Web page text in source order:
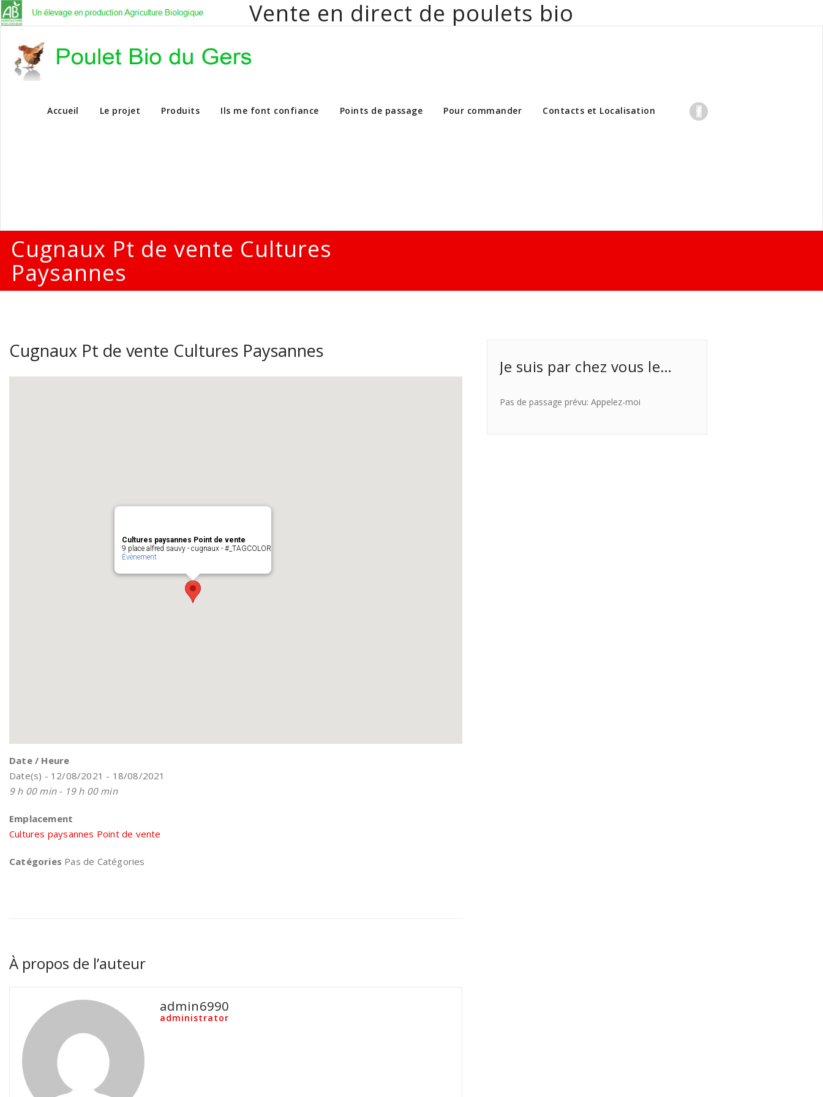
Vente en direct de poulets bio
Vente en direct de poulets bio aux particuliers et professionnels
Accueil Le projet Produits Ils me font confiance Points de passage Pour commander Contacts et Localisation
Cugnaux Pt de vente Cultures
Paysannes
Cugnaux Pt de vente Cultures Paysannes
Cultures paysannes Point de vente
9 place alfred sauvy - cugnaux - #_TAGCOLOR
Évènement
Date / Heure
Date(s) - 12/08/2021 - 18/08/2021
9 h 00 min - 19 h 00 min
Emplacement
Cultures paysannes Point de vente
Catégories Pas de Catégories
À propos de l’auteur
admin6990
administrator
Je suis par chez vous le…
Pas de passage prévu: Appelez-moi